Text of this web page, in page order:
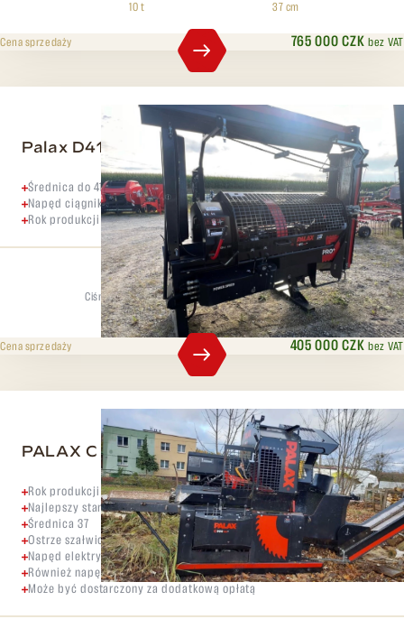
10 t
37 cm
765 000 CZKbez VAT
Cena sprzedaży
Palax D410 PRO +
Średnica do 41 cm
Napęd ciągnikowy
Rok produkcji 2022
Ciśnienie rozdzielające
13 t
Maks. średnica
41 cm
405 000 CZKbez VAT
Cena sprzedaży
PALAX C 900 PRO PLUS +
Rok produkcji 2019
Najlepszy stan
Średnica 37
Ostrze szałwiowe
Napęd elektryczny 15 kW
Również napęd WOM
Może być dostarczony za dodatkową opłatą